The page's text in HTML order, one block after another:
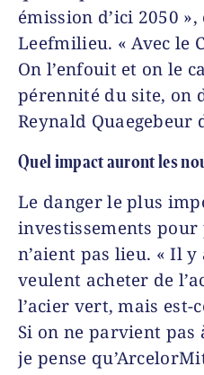
émission d’ici 2050
Leefmilieu. « Avec le
On l’enfouit et on le
pérennité du site, on
Reynald Quaegebeur
Quel impact auront les
Le danger le plus
investissements
n’aient pas lieu. « Il
veulent acheter de
l’acier vert, mais est-
Si on ne parvient
je pense